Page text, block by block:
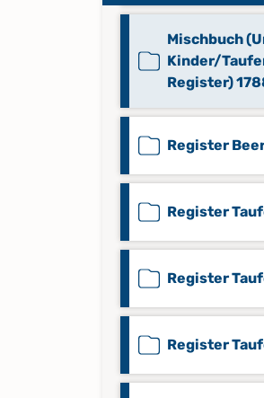
Mischbuch
Kinder/
Register)
Register
Register
Register
Register